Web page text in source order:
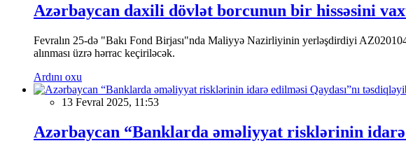
Azərbaycan daxili dövlət borcunun bir hissəsini
Fevralın 25-də "Bakı Fond Birjası"nda Maliyyə Nazirliyinin yerləşdirdiyi
alınması üzrə hərrac keçiriləcək.
Ardını oxu
13 Fevral 2025, 11:53
Azərbaycan “Banklarda əməliyyat risklərinin idarə